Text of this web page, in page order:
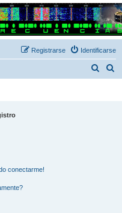
Identificarse
Registrarse
conectarme!